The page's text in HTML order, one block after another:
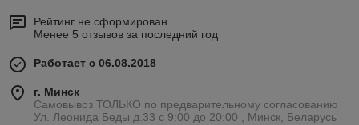
Рейтинг не сформирован
Менее 5 отзывов за последний год
Работает с 06.08.2018
г. Минск
Самовывоз ТОЛЬКО по предварительному согласованию
Ул. Леонида Беды д.33 с 9:00 до 20:00 , Минск, Беларусь